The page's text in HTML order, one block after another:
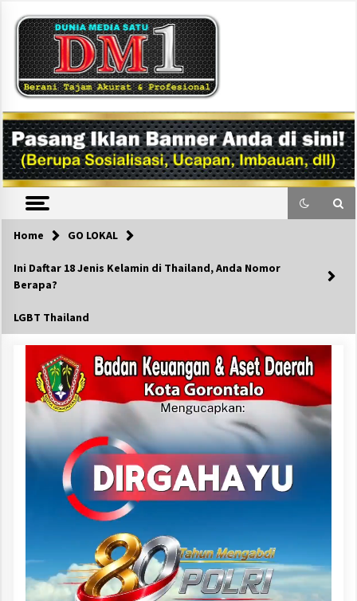
content
DM1
Home GO LOKAL
Ini Daftar 18 Jenis Kelamin di Thailand, Anda Nomor
Berapa?
LGBT Thailand